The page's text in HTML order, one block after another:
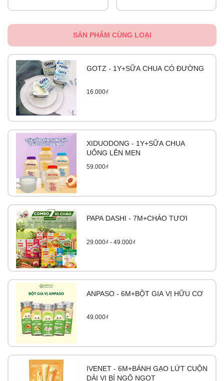
SẢN PHẨM CÙNG LOẠI
GOTZ - 1Y+SỮA CHUA CÓ ĐƯỜNG
16.000₫
XIDUODONG - 1Y+SỮA CHUA
UỐNG LÊN MEN
59.000₫
PAPA DASHI - 7M+CHÁO TƯƠI
29.000₫ - 49.000₫
ANPASO - 6M+BỘT GIA VỊ HỮU CƠ
49.000₫
IVENET - 6M+BÁNH GẠO LỨT CUỘN
DÀI VỊ BÍ NGÔ NGỌT